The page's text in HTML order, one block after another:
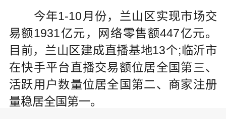
今年1-10月份，兰山区实现市场交
易额1931亿元，网络零售额447亿元。
目前，兰山区建成直播基地13个;临沂市
在快手平台直播交易额位居全国第三、
活跃用户数量位居全国第二、商家注册
量稳居全国第一。